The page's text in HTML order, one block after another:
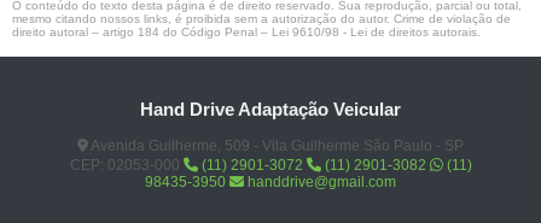
O conteúdo do texto desta página é de direito reservado. Sua reprodução, parcial ou total,
mesmo citando nossos links, é proibida sem a autorização do autor. Crime de violação de
direito autoral – artigo 184 do Código Penal – Lei 9610/98 - Lei de direitos autorais
Hand Drive Adaptação Veicular
Avenida Guilherme, 509 - Vila Guilherme São Paulo - SP
CEP: 02053-000
(11) 2901-3072 (11) 2901-3082
(11)
98435-3950
handdrive@gmail.com